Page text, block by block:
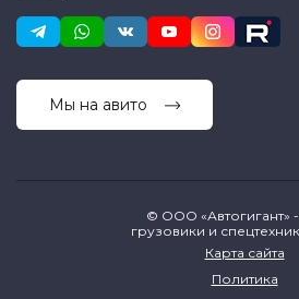
Мы на авито
© ООО «Автогигант»
грузовики и
Карта сайта
Политика